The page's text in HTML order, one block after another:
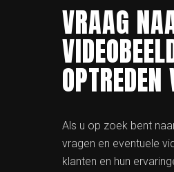
VRAAG
Als u op zoek bent
vragen en eventuele
klanten en hun